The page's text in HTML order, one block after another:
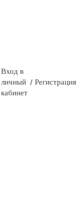
Вход в
личный
кабинет
/ Регистрация